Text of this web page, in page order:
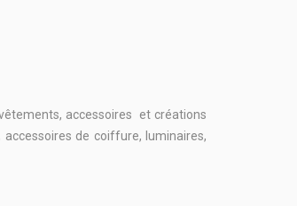
accessoires et créations
de coiffure, luminaires,